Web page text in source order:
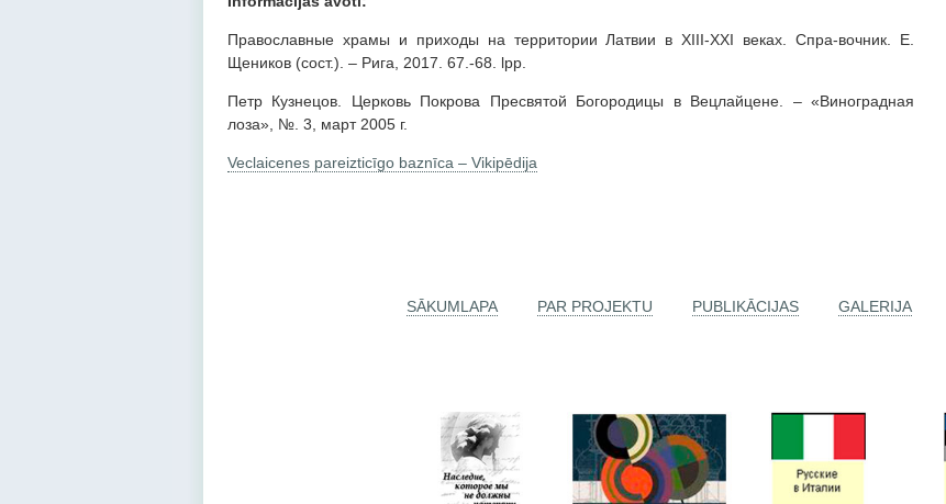
Православные храмы и приходы на территории Латвии в XIII-XXI веках. Спра-вочник. Е.
Щеников (сост.). – Рига, 2017. 67.-68. lpp.
Петр Кузнецов. Церковь Покрова Пресвятой Богородицы в Вецлайцене. – «Виноградная
лоза», №. 3, март 2005 г.
Veclaicenes pareizticīgo baznīca – Vikipēdija
SĀKUMLAPA PAR PROJEKTU PUBLIKĀCIJAS GALERIJA